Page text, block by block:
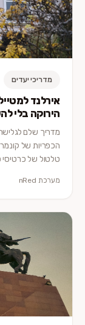
מדריכי יעדים
אירלנד
הירוקה בלי
מדריך שלם
טלטול של כרטיסי
מערכת nRed